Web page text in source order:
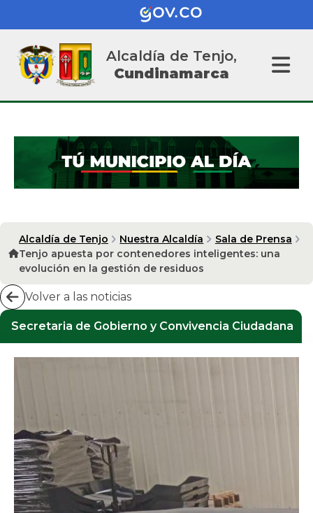
Alcaldía de Tenjo,
Cundinamarca
Alcaldía de Tenjo Nuestra Alcaldía
Sala de Prensa
Tenjo apuesta por contenedores inteligentes: una
evolución en la gestión de residuos
Volver a las noticias
Secretaria de Gobierno y Convivencia Ciudadana